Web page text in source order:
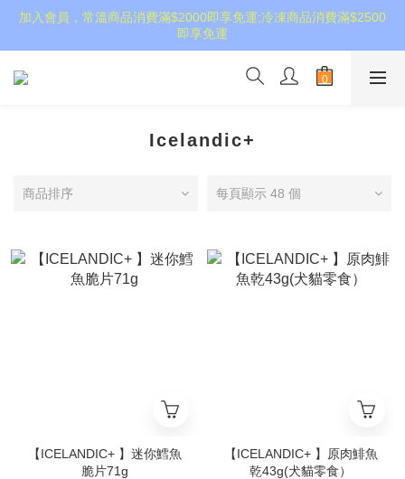
加入會員，常溫商品消費滿$2000即享免運;冷凍商品消費滿$2500
即享免運
Icelandic+
商品排序 每頁顯示 48 個
【ICELANDIC+ 】迷你鱈魚
脆片71g
【ICELANDIC+ 】原肉鯡魚
乾43g(犬貓零食）